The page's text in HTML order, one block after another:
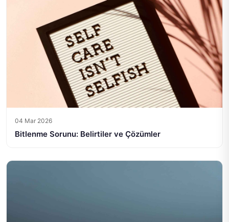
04 Mar 2026
Bitlenme Sorunu: Belirtiler ve Çözümler